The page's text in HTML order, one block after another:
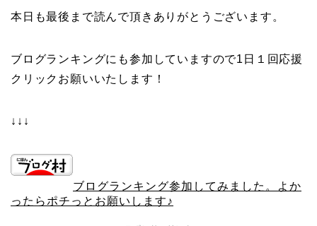
本日も最後まで読んで頂きありがとうございます。
ブログランキングにも参加していますので1日１回応援
クリックお願いいたします！
↓↓↓
ブログランキング参加してみました。よか
ったらポチっとお願いします♪